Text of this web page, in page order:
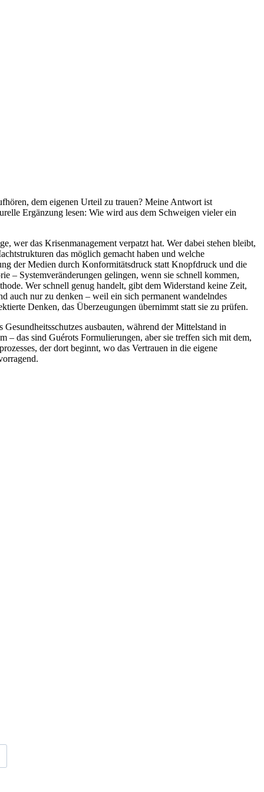
dem eigenen Urteil zu trauen? Meine Antwort ist
Ergänzung lesen: Wie wird aus dem Schweigen vieler ein
wer das Krisenmanagement verpatzt hat. Wer dabei stehen bleibt,
das möglich gemacht haben und welche
der Medien durch Konformitätsdruck statt Knopfdruck und die
– Systemveränderungen gelingen, wenn sie schnell kommen,
Wer schnell genug handelt, gibt dem Widerstand keine Zeit,
auch nur zu denken – weil ein sich permanent wandelndes
Denken, das Überzeugungen übernimmt statt sie zu prüfen.
ausbauten, während der Mittelstand in
das sind Guérots Formulierungen, aber sie treffen sich mit dem,
der dort beginnt, wo das Vertrauen in die eigene